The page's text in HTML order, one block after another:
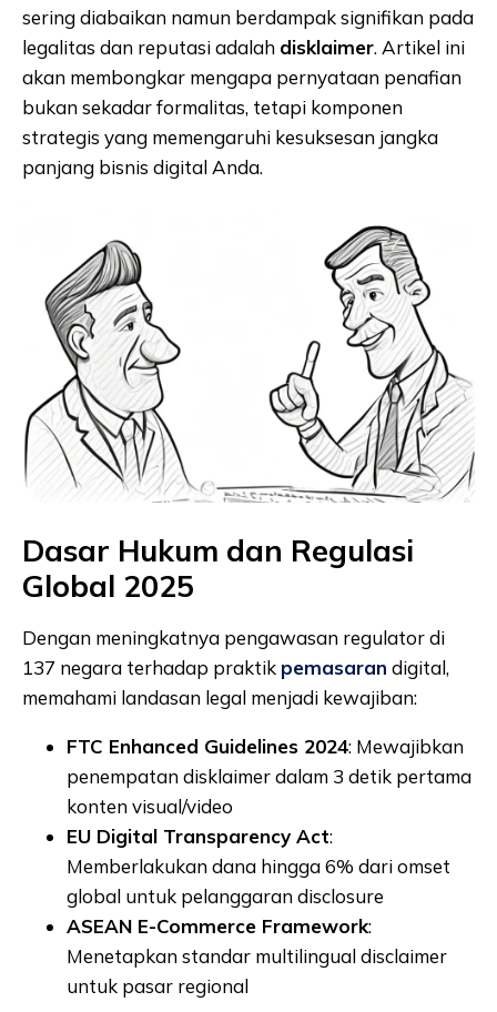
sering diabaikan namun berdampak signifikan pada
legalitas dan reputasi adalah disklaimer. Artikel ini
akan membongkar mengapa pernyataan penafian
bukan sekadar formalitas, tetapi komponen
strategis yang memengaruhi kesuksesan jangka
panjang bisnis digital Anda.
Dasar Hukum dan Regulasi
Global 2025
Dengan meningkatnya pengawasan regulator di
137 negara terhadap praktik pemasaran digital,
memahami landasan legal menjadi kewajiban:
FTC Enhanced Guidelines 2024: Mewajibkan
penempatan disklaimer dalam 3 detik pertama
konten visual/video
EU Digital Transparency Act:
Memberlakukan dana hingga 6% dari omset
global untuk pelanggaran disclosure
ASEAN E-Commerce Framework:
Menetapkan standar multilingual disclaimer
untuk pasar regional